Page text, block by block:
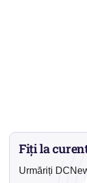
Fiți la
Urmăriți